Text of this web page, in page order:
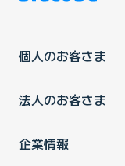
個人のお客さま
法人のお客さま
企業情報